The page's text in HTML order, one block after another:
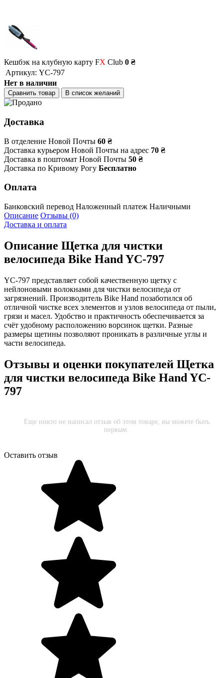
Кешбэк на клубную карту FX Club 0 ₴
Артикул: YC-797
Нет в наличии
Сравнить товар В список желаний
Доставка
В отделение Новой Почты 60 ₴
Доставка курьером Новой Почты на адрес 70 ₴
Доставка в поштомат Новой Почты 50 ₴
Доставка по Кривому Рогу Бесплатно
Оплата
Банковский перевод Наложенный платеж Наличными
Описание Отзывы (0)
Доставка и оплата
Описание Щетка для чистки
велосипеда Bike Hand YC-797
YC-797 представляет собой качественную щетку с
нейлоновыми волокнами для чистки велосипеда от
загрязнений. Производитель Bike Hand позаботился об
отличной чистке всех элементов и узлов велосипеда от пыли,
грязи и масел. Удобство и практичность обеспечивается за
счёт удобному расположению ворсинок щетки. Разные
размеры щетины позволяют проникать в различные углы и
части велосипеда.
Отзывы и оценки покупателей Щетка
для чистки велосипеда Bike Hand YC-
797
Еще никто не написал отзыв об этом товаре, вы можете быть
первым.
Оставить отзыв